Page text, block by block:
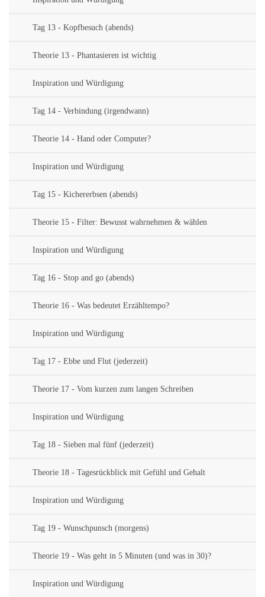
Tag 13 - Kopfbesuch (abends)
Theorie 13 - Phantasieren ist wichtig
Inspiration und Würdigung
Tag 14 - Verbindung (irgendwann)
Theorie 14 - Hand oder Computer?
Inspiration und Würdigung
Tag 15 - Kichererbsen (abends)
Theorie 15 - Filter: Bewusst wahrnehmen & wählen
Inspiration und Würdigung
Tag 16 - Stop and go (abends)
Theorie 16 - Was bedeutet Erzähltempo?
Inspiration und Würdigung
Tag 17 - Ebbe und Flut (jederzeit)
Theorie 17 - Vom kurzen zum langen Schreiben
Inspiration und Würdigung
Tag 18 - Sieben mal fünf (jederzeit)
Theorie 18 - Tagesrückblick mit Gefühl und Gehalt
Inspiration und Würdigung
Tag 19 - Wunschpunsch (morgens)
Theorie 19 - Was geht in 5 Minuten (und was in 30)?
Inspiration und Würdigung